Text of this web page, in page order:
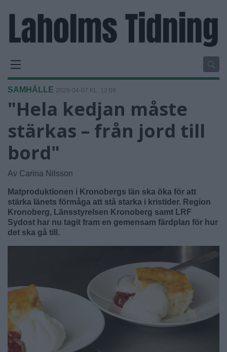
SAMHÄLLE 2026-04-07 KL. 12:09
"Hela kedjan måste
stärkas – från jord till
bord"
Av Carina Nilsson
Matproduktionen i Kronobergs län ska öka för att
stärka länets förmåga att stå starka i kristider. Region
Kronoberg, Länsstyrelsen Kronoberg samt LRF
Sydost har nu tagit fram en gemensam färdplan för hur
det ska gå till.